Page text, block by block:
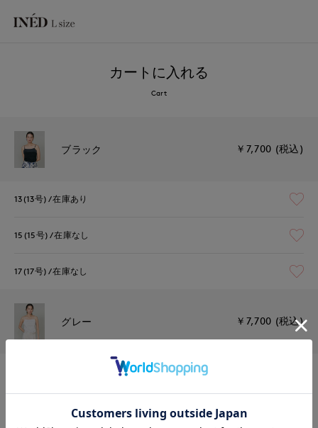
カートに入れる
Cart
ブラック ￥7,700 (税込)
13(13号) 在庫あり
15(15号) 在庫なし
17(17号) 在庫なし
グレー ￥7,700 (税込)
残りわずか